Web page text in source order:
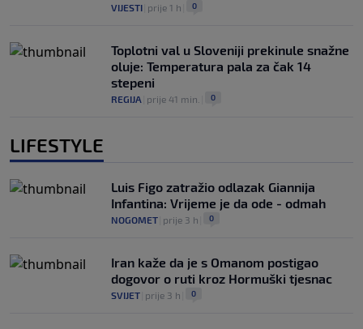
VIJESTI prije 1 h 0
Toplotni val u Sloveniji prekinule snažne
oluje: Temperatura pala za čak 14
stepeni
REGIJA prije 41 min. 0
LIFESTYLE
Luis Figo zatražio odlazak Giannija
Infantina: Vrijeme je da ode - odmah
NOGOMET prije 3 h 0
Iran kaže da je s Omanom postigao
dogovor o ruti kroz Hormuški tjesnac
SVIJET prije 3 h 0